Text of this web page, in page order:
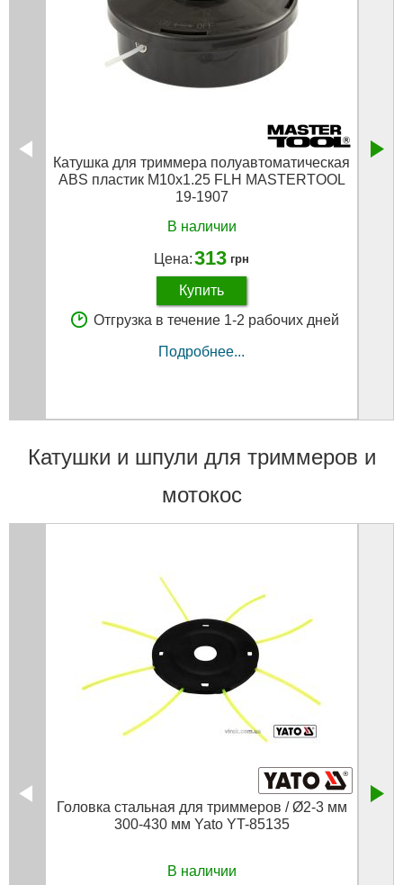
Катушка для триммера полуавтоматическая
ABS пластик M10х1.25 FLH MASTERTOOL
19-1907
В наличии
Цена:313 грн
Купить
Отгрузка в течение 1-2 рабочих дней
Подробнее...
Катушки и шпули для триммеров и
мотокос
Головка стальная для триммеров / Ø2-3 мм
300-430 мм Yato YT-85135
В наличии